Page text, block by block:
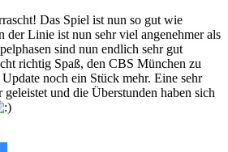
Das Spiel ist nun so gut wie
der Linie ist nun sehr viel angenehmer als
sind nun endlich sehr gut
richtig Spaß, den CBS München zu
noch ein Stück mehr. Eine sehr
und die Überstunden haben sich